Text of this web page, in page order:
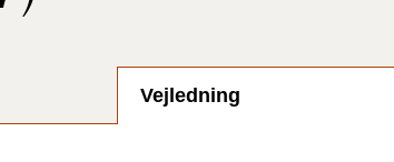
BR18
BR18
Vejledning